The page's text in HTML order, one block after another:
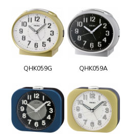
QHK059G QHK059A